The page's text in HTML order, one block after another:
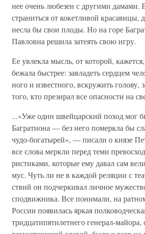
нее очень любезен с другими дамами.
страниться от кокетливой
несла бы свои плоды. Но на горе
Павловна решила затеять свою игру.
Ее увлекла мысль, от которой,
бежала быстрее: завладеть сердцем
ного и известного, вскружить голову,
того, кто презирал все опасности на
...«Уже один швейцарский поход мог
Багратиона — без него померкла бы
чудо-богатырей», — писали о князе
все слова меркли перед теми
ристиками, которые ему давал сам
мус. Чуть ли не в каждой реляции с
ствий он подчеркивал личное
сподвижника. Все понимали, на
России появилась яркая
тридцатипя­тилетнего генерал-майора,